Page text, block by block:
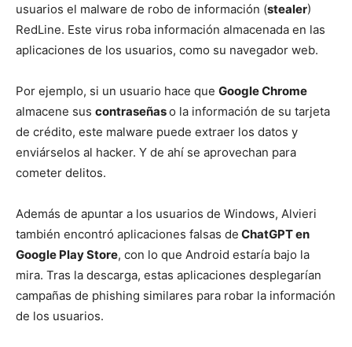
usuarios el malware de robo de información (stealer)
RedLine. Este virus roba información almacenada en las
aplicaciones de los usuarios, como su navegador web.
Por ejemplo, si un usuario hace que Google Chrome
almacene sus contraseñaso la información de su tarjeta
de crédito, este malware puede extraer los datos y
enviárselos al hacker. Y de ahí se aprovechan para
cometer delitos.
Además de apuntar a los usuarios de Windows, Alvieri
también encontró aplicaciones falsas de ChatGPT en
Google Play Store, con lo que Android estaría bajo la
mira. Tras la descarga, estas aplicaciones desplegarían
campañas de phishing similares para robar la información
de los usuarios.